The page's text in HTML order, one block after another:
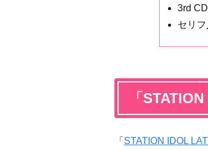
3rd
セリ
「
「 STATION IDOL